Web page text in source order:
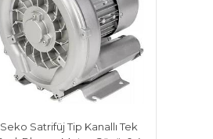
Seko Satrifüj Tip Kanallı Tek